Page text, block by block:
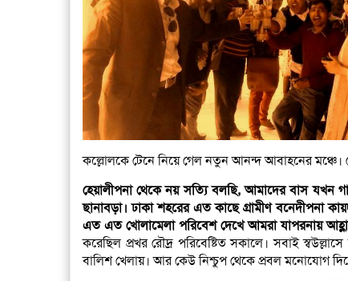
কল্লোলকে টেনে নিয়ে গেল নতুন আনন্দ আবাহনের মঞ্চে।
হেয়ালীপনা থেকে নয় সত্যি বলছি, আমাদের বাস যখন
ছানাবড়া। ঢাকা শহরের এত কাছে গ্রামীণ বনেদীপনা
এত এত খোলামেলা পরিবেশ দেখে আমরা যাপরনায়
করেছিল প্রখর রৌদ্র পরিবেষ্টিত সকালে। সবাই
বালিশ খেলায়। আর কেউ নিশ্চুপ থেকে প্রবল মনোযোগ